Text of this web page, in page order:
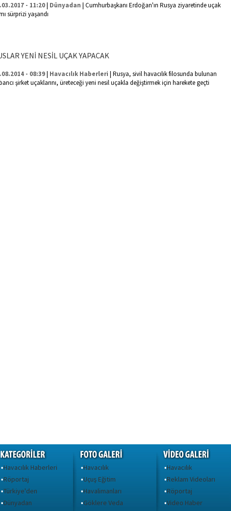
- 11:20| Dünyadan | Cumhurbaşkanı Erdoğan'ın Rusya ziyaretinde uçak
sürprizi yaşandı
YENİ NESİL UÇAK YAPACAK
- 08:39| Havacılık Haberleri | Rusya, sivil havacılık filosunda bulunan
şirket uçaklarını, üreteceği yeni nesil uçakla değiştirmek için harekete geçti
•Havacılık Haberleri
•Röportaj
•Türkiye'den
•Dünyadan
•Havacılık
•Uçuş Eğitim
•Havalimanları
•Göklere Veda
•Havacılık
•Reklam Videoları
•Röportaj
•Video Haber